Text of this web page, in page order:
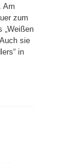
Am
zum
„Weißen
sie
in